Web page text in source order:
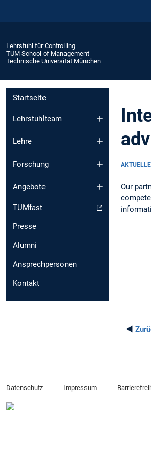
Lehrstuhl für Controlling
TUM School of Management
Technische Universität München
Startseite
Lehrstuhlteam
Lehre
Forschung
Angebote
TUMfast
Presse
Alumni
Ansprechpersonen
Kontakt
Our
◄
Datenschutz Impressum